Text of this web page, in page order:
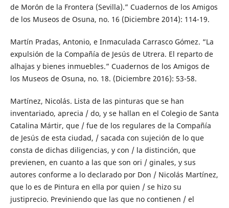
de Morón de la Frontera (Sevilla).” Cuadernos de los Amigos
de los Museos de Osuna, no. 16 (Diciembre 2014): 114-19.
Martín Pradas, Antonio, e Inmaculada Carrasco Gómez. “La
expulsión de la Compañía de Jesús de Utrera. El reparto de
alhajas y bienes inmuebles.” Cuadernos de los Amigos de
los Museos de Osuna, no. 18. (Diciembre 2016): 53-58.
Martínez, Nicolás. Lista de las pinturas que se han
inventariado, aprecia / do, y se hallan en el Colegio de Santa
Catalina Mártir, que / fue de los regulares de la Compañía
de Jesús de esta ciudad, / sacada con sujeción de lo que
consta de dichas diligencias, y con / la distinción, que
previenen, en cuanto a las que son ori / ginales, y sus
autores conforme a lo declarado por Don / Nicolás Martínez,
que lo es de Pintura en ella por quien / se hizo su
justiprecio. Previniendo que las que no contienen / el